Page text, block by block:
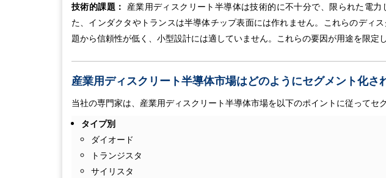
技術的課題： 産業用ディスクリート半導体は技術的に不十分で、限られた電
た、インダクタやトランスは半導体チップ表面には作れません。これらのディ
題から信頼性が低く、小型設計には適していません。これらの要因が用途を限定
産業用ディスクリート半導体市場はどのようにセグメント化さ
当社の専門家は、産業用ディスクリート半導体市場を以下のポイントに従ってセ
タイプ別
ダイオード
トランジスタ
サイリスタ